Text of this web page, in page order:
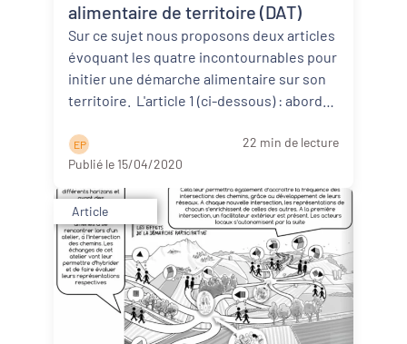
alimentaire de territoire (DAT)
Sur ce sujet nous proposons deux articles
évoquant les quatre incontournables pour
initier une démarche alimentaire sur son
territoire. L'article 1 (ci-dessous) : aborde
E P
22 min de lecture
Publié le 15/04/2020
Article